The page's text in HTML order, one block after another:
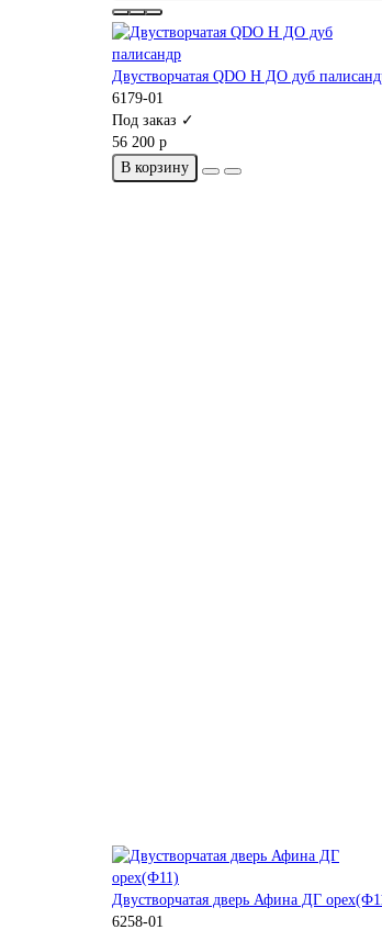
Двустворчатая QDO H ДО дуб
6179-01
Под заказ ✓
56 200 р
В корзину
Двустворчатая дверь Афина ДГ
6258-01